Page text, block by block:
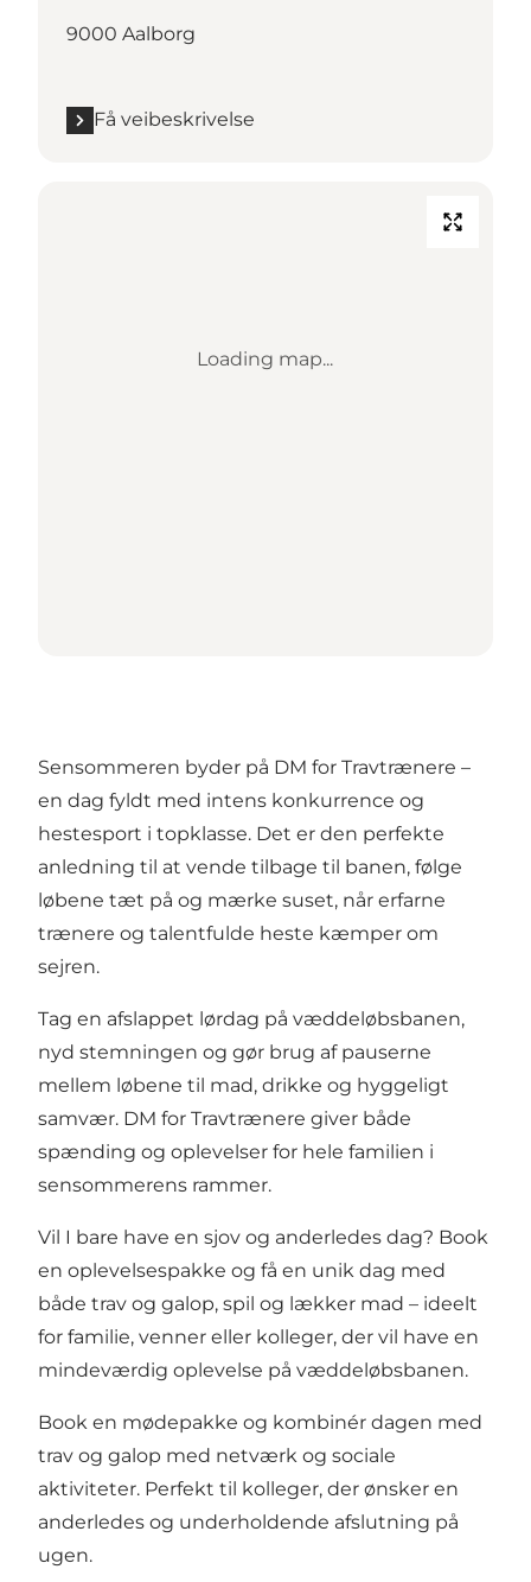
9000 Aalborg
Få veibeskrivelse
Loading map...
Sensommeren byder på DM for Travtrænere –
en dag fyldt med intens konkurrence og
hestesport i topklasse. Det er den perfekte
anledning til at vende tilbage til banen, følge
løbene tæt på og mærke suset, når erfarne
trænere og talentfulde heste kæmper om
sejren.
Tag en afslappet lørdag på væddeløbsbanen,
nyd stemningen og gør brug af pauserne
mellem løbene til mad, drikke og hyggeligt
samvær. DM for Travtrænere giver både
spænding og oplevelser for hele familien i
sensommerens rammer.
Vil I bare have en sjov og anderledes dag? Book
en oplevelsespakke og få en unik dag med
både trav og galop, spil og lækker mad – ideelt
for familie, venner eller kolleger, der vil have en
mindeværdig oplevelse på væddeløbsbanen.
Book en mødepakke og kombinér dagen med
trav og galop med netværk og sociale
aktiviteter. Perfekt til kolleger, der ønsker en
anderledes og underholdende afslutning på
ugen.